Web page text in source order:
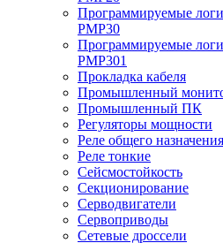
Программируемые
PMP30
Программируемые
PMP301
Прокладка кабеля
Промышленный
Промышленный ПК
Регуляторы мощности
Реле общего назначения
Реле тонкие
Сейсмостойкость
Секционирование
Серводвигатели
Сервоприводы
Сетевые дроссели